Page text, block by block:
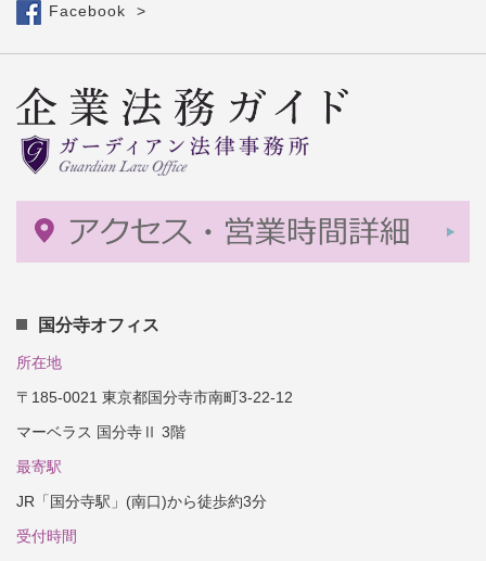
Facebook >
国分寺オフィス
所在地
〒185-0021 東京都国分寺市南町3-22-12
マーベラス 国分寺Ⅱ 3階
最寄駅
JR「国分寺駅」(南口)から徒歩約3分
受付時間